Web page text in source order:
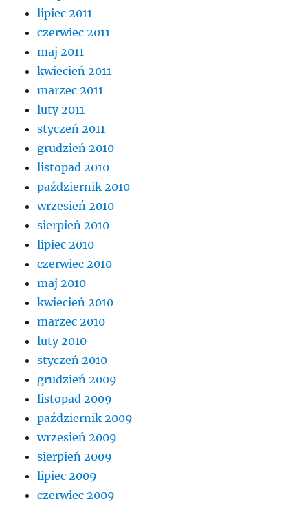
lipiec 2011
czerwiec 2011
maj 2011
kwiecień 2011
marzec 2011
luty 2011
styczeń 2011
grudzień 2010
listopad 2010
październik 2010
wrzesień 2010
sierpień 2010
lipiec 2010
czerwiec 2010
maj 2010
kwiecień 2010
marzec 2010
luty 2010
styczeń 2010
grudzień 2009
listopad 2009
październik 2009
wrzesień 2009
sierpień 2009
lipiec 2009
czerwiec 2009